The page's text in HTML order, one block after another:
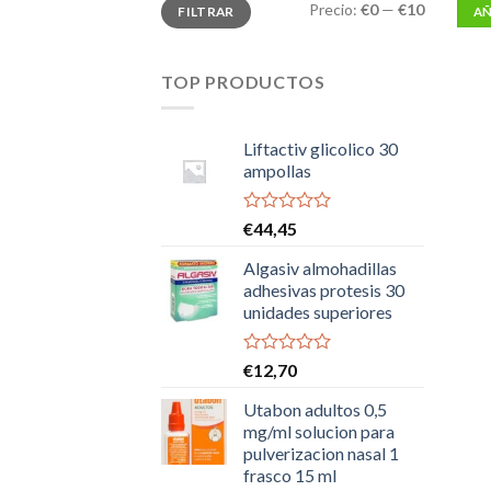
mínimo
máximo
FILTRAR Precio: €0— €10
TOP PRODUCTOS
Liftactiv glicolico 30
ampollas
Valorado
0
de
5
€44,45
Algasiv almohadillas
adhesivas protesis 30
unidades superiores
Valorado
0
de
5
€12,70
Utabon adultos 0,5
mg/ml solucion para
pulverizacion nasal 1
frasco 15 ml